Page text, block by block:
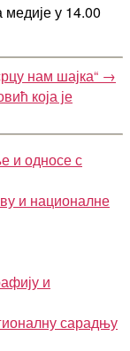
медије у 14.00
нам шајка“ →
која је
и односе с
и националне
и
сарадњу